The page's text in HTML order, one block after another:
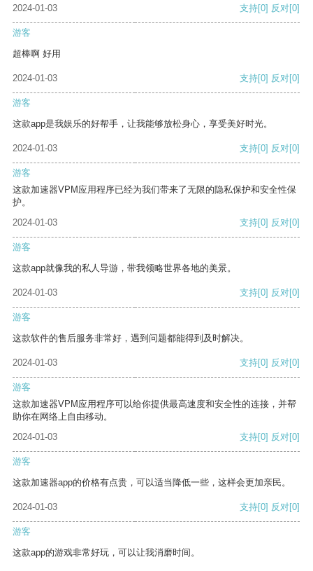
2024-01-03
支持[0] 反对[0]
游客
超棒啊 好用
2024-01-03 支持[0] 反对[0]
游客
这款app是我娱乐的好帮手，让我能够放松身心，享受美好时光。
2024-01-03 支持[0] 反对[0]
游客
这款加速器VPM应用程序已经为我们带来了无限的隐私保护和安全性保
护。
2024-01-03
支持[0] 反对[0]
游客
这款app就像我的私人导游，带我领略世界各地的美景。
2024-01-03 支持[0] 反对[0]
游客
这款软件的售后服务非常好，遇到问题都能得到及时解决。
2024-01-03 支持[0] 反对[0]
游客
这款加速器VPM应用程序可以给你提供最高速度和安全性的连接，并帮
助你在网络上自由移动。
2024-01-03
支持[0] 反对[0]
游客
这款加速器app的价格有点贵，可以适当降低一些，这样会更加亲民。
2024-01-03 支持[0] 反对[0]
游客
这款app的游戏非常好玩，可以让我消磨时间。